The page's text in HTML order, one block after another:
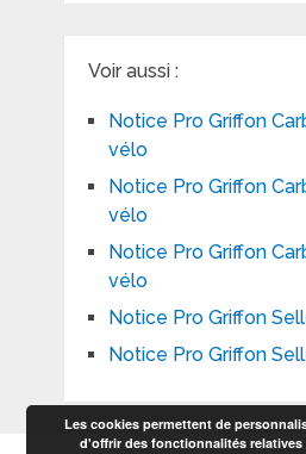
Voir aussi :
Notice Pro Griffon
vélo
Notice Pro Griffon
vélo
Notice Pro Griffon
vélo
Notice Pro Griffon
Notice Pro Griffon
Les cookies permettent de
d'offrir des fonctionnalités relatives